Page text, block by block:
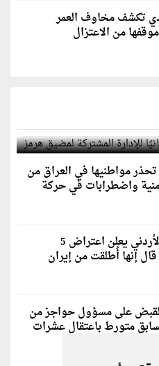
تكشف مخاوف العمر
من الاعتزال
للإدارة المشتركة
مواطنيها في العراق من
واضطرابات في حركة
الجيش الأردني يعلن اعتراض 5
إنها أُطلقت من إيران
على مسؤول حواجز من
متورط باعتقال عشرات